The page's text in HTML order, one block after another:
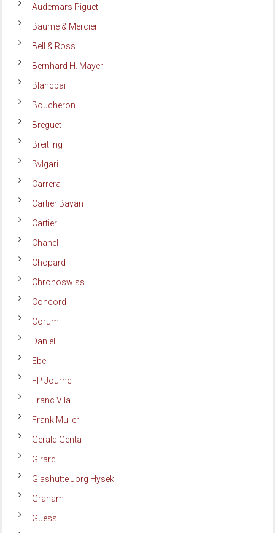
Audemars Piguet
Baume & Mercier
Bell & Ross
Bernhard H. Mayer
Blancpai
Boucheron
Breguet
Breitling
Bvlgari
Carrera
Cartier Bayan
Cartier
Chanel
Chopard
Chronoswiss
Concord
Corum
Daniel
Ebel
FP Journe
Franc Vila
Frank Muller
Gerald Genta
Girard
Glashutte Jorg Hysek
Graham
Guess